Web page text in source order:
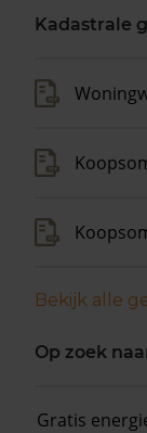
Kadastrale
Bekijk alle
Op zoek
Gratis